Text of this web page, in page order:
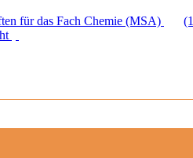
für das Fach Chemie (MSA)